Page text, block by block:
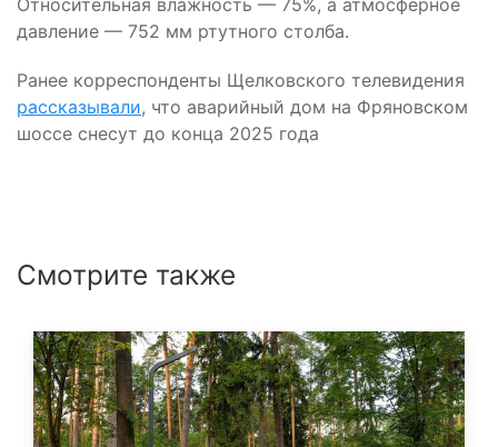
давление — 752 мм ртутного столба.
Ранее корреспонденты Щелковского телевидения
рассказывали, что аварийный дом на Фряновском
шоссе снесут до конца 2025 года
Смотрите также